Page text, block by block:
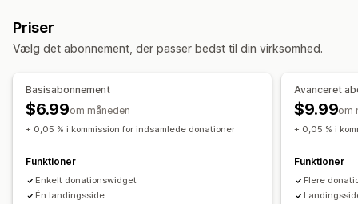
Donationsstyring
Automatisk behandling
Donationsbeløb
Oprundet beløb
Deling på sociale medier
Analyser
Kontrolpaneler
Rapporter
Tilpasning
Landingssider
Kampagner
Mailnotifikationer Tilpasset kode
Priser
Vælg det abonnement, der passer bedst til din virksomhed.
Basisabonnement
$6.99om måneden
+ 0,05 % i kommission for indsamlede donationer
Funktioner
Enkelt donationswidget
Én landingsside
Avanceret
$9.99om
+ 0,05 % i
Funktioner
Flere